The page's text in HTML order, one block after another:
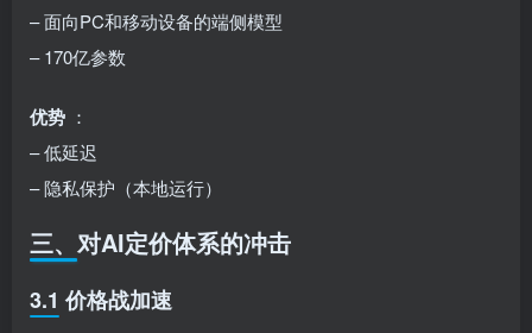
– 面向PC和移动设备的端侧模型
– 170亿参数
优势 ：
– 低延迟
– 隐私保护（本地运行）
三、对AI定价体系的冲击
3.1 价格战加速